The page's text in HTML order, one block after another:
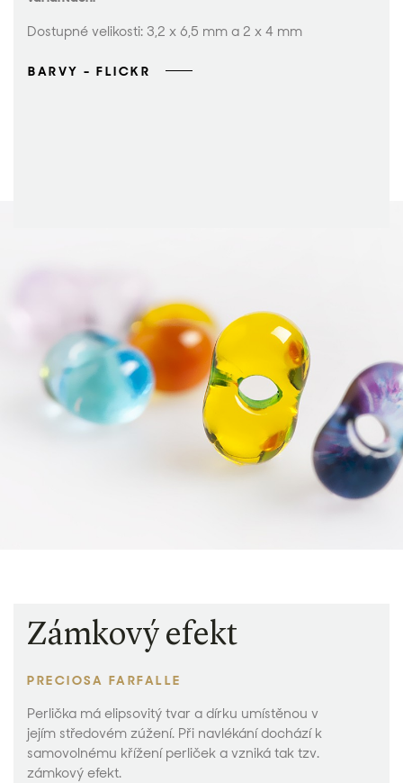
Dostupné velikosti: 3,2 x 6,5 mm a 2 x 4 mm
BARVY - FLICKR
Zámkový efekt
PRECIOSA FARFALLE
Perlička má elipsovitý tvar a dírku umístěnou v
jejím středovém zúžení. Při navlékání dochází k
samovolnému křížení perliček a vzniká tak tzv.
zámkový efekt.